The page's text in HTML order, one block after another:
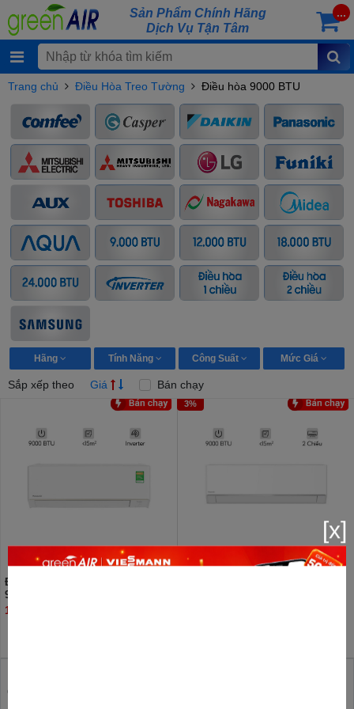
Sản Phẩm Chính Hãng
Dịch Vụ Tận Tâm
...
Trang chủ Điều Hòa Treo Tường Điều hòa 9000 BTU
Hãng Tính Năng Công Suất Mức Giá
Sắp xếp theo Giá Bán chạy
Điều hòa Panasonic 2 chiều
9.000BTU inverter YZ9AKH-8
11.000.000đ
3%
GreenAir Việt Nam - Tổng Kho phân phối Điều hòa 9000
[x]